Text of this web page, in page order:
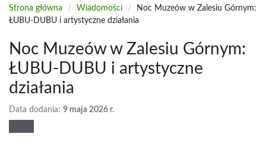
Strona główna / Wiadomości /
Noc Muzeów w Zalesiu Górnym:
ŁUBU-DUBU i artystyczne działania
Noc Muzeów w Zalesiu Górnym:
ŁUBU-DUBU i artystyczne
działania
Data dodania: 9 maja 2026 r.